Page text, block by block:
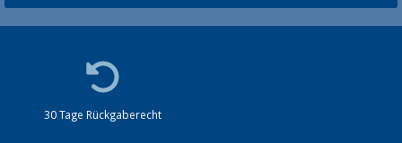
30 Tage Rückgaberecht